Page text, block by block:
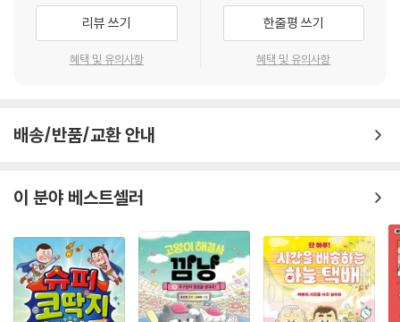
때론 어른스럽게 대처하기도 하는 것처럼 미니도 때론 누구에게도 말 못할
고민으로 끙끙 앓기도 하고, 오빠를 이해하는 속 깊은 동생 미니가 되기도
하고, 불쌍한 사람을 도와주는 착한 미니가 되기도 합니다. 이렇게 다양한
아이들이 점점 성숙되어져 가면서 말 못하는 문제점들을 이렇게 발랄한 이
알려주고 있어 아이들의 입장에서 아이들의 고민들을 잘 해결 해 주는 성
…중략…
한참 자라나고 있는 우리 아이들과 함께 공감하고 함께 생각해 볼 수 있는
그리고 가족 간의 잔잔하면서도 감동 깊은 그런 사랑 이야기를 담고 있어
온 가족이 함께 보아도 좋을 것 같다 라는 생각을 해 보았습니다.
리뷰 쓰기
혜택 및 유의사항
한줄평 쓰기
혜택 및 유의사항
배송/반품/교환 안내
이 분야 베스트셀러